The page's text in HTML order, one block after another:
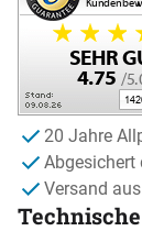
20 Jahre
Abgesichert
Versand